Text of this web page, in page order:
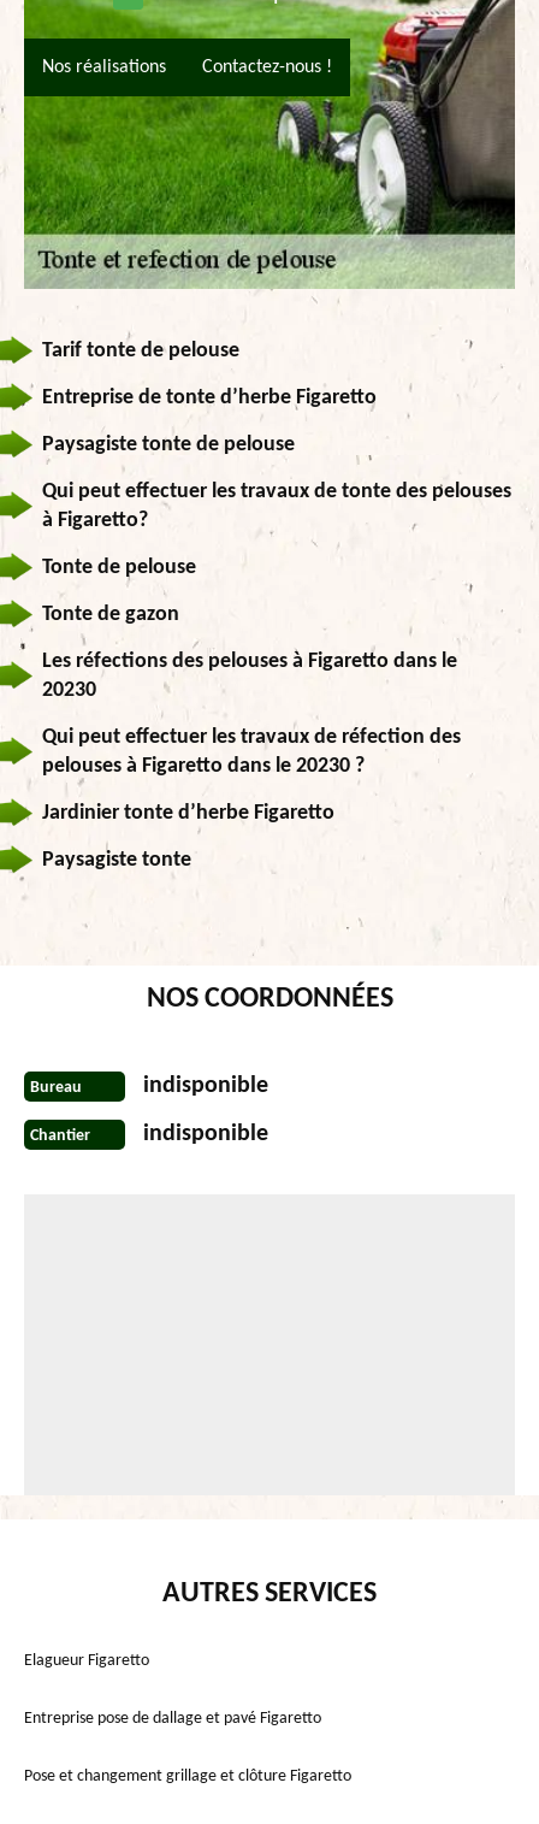
Nos réalisations Contactez-nous !
Tarif tonte de pelouse
Entreprise de tonte d’herbe Figaretto
Paysagiste tonte de pelouse
Qui peut effectuer les travaux de tonte des pelouses
à Figaretto?
Tonte de pelouse
Tonte de gazon
Les réfections des pelouses à Figaretto dans le
20230
Qui peut effectuer les travaux de réfection des
pelouses à Figaretto dans le 20230 ?
Jardinier tonte d’herbe Figaretto
Paysagiste tonte
NOS COORDONNÉES
Bureau indisponible
Chantier indisponible
AUTRES SERVICES
Elagueur Figaretto
Entreprise pose de dallage et pavé Figaretto
Pose et changement grillage et clôture Figaretto